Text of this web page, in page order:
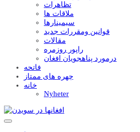
تظاهرات
ملاقات ها
سيمينارها
قوانين ومقررات جديد
مقالات
راپور روزمره
درمورد پناهجويان افغان
فاتحه
چهره های ممتاز
خانه
Nyheter